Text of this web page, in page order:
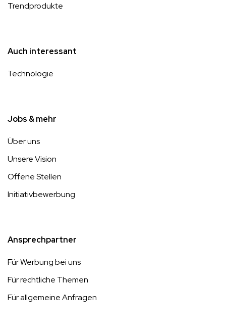
Trendprodukte
Auch interessant
Technologie
Jobs & mehr
Über uns
Unsere Vision
Offene Stellen
Initiativbewerbung
Ansprechpartner
Für Werbung bei uns
Für rechtliche Themen
Für allgemeine Anfragen